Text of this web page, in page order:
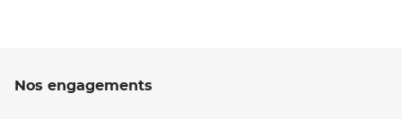
Nos engagements